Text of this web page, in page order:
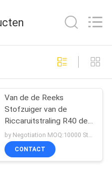
van de
101
88
Van de de Reeks
Stofzuiger van de
Riccaruitstraling R40 de
Media van de de
Filterzak HEPA
Vacuümzakken
by Negotiation MOQ:10000 Stuk/Stukken
CONTACT